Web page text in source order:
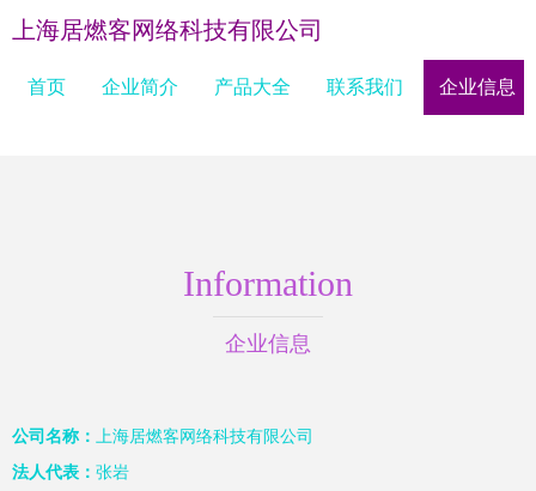
上海居燃客网络科技有限公司
首页 企业简介 产品大全 联系我们 企业信息
Information
企业信息
公司名称：
上海居燃客网络科技有限公司
法人代表： 张岩